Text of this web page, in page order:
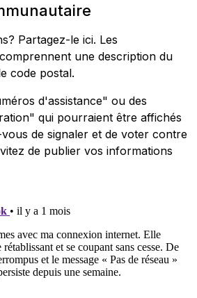
Partagez-le ici. Les
une description du
code postal.
d'assistance" ou des
qui pourraient être affichés
de signaler et de voter contre
de publier vos informations